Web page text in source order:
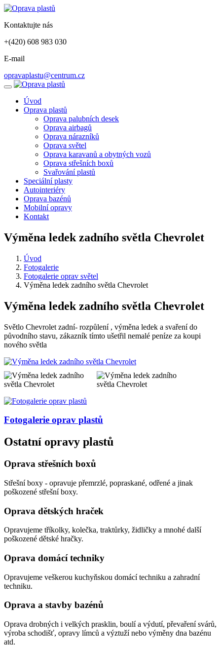
Kontaktujte nás
+(420) 608 983 030
E-mail
opravaplastu@centrum.cz
Úvod
Oprava plastů
Oprava palubních desek
Oprava airbagů
Oprava nárazníků
Oprava světel
Oprava karavanů a obytných vozů
Oprava střešních boxů
Svařování plastů
Speciální plasty
Autointeriéry
Oprava bazénů
Mobilní opravy
Kontakt
Výměna ledek zadního světla Chevrolet
Úvod
Fotogalerie
Fotogalerie oprav světel
Výměna ledek zadního světla Chevrolet
Výměna ledek zadního světla Chevrolet
Světlo Chevrolet zadní- rozpůlení , výměna ledek a svaření do
původního stavu, zákazník tímto ušetřil nemalé peníze za koupi
nového světla
Fotogalerie oprav plastů
Ostatní opravy plastů
Oprava střešních boxů
Střešní boxy - opravuje přemrzlé, popraskané, odřené a jinak
poškozené střešní boxy.
Oprava dětských hraček
Opravujeme tříkolky, kolečka, traktůrky, židličky a mnohé další
poškozené dětské hračky.
Oprava domácí techniky
Opravujeme veškerou kuchyňskou domácí techniku a zahradní
techniku.
Oprava a stavby bazénů
Oprava drobných i velkých prasklin, boulí a výdutí, převaření svárů,
výroba schodišť, opravy límců a výztuží nebo výměny dna bazénu
atd.